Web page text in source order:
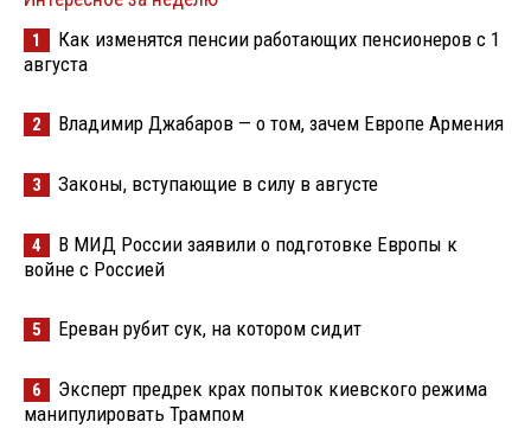
1
Как изменятся пенсии работающих пенсионеров с 1
августа
2 Владимир Джабаров — о том, зачем Европе Армения
3 Законы, вступающие в силу в августе
4
В МИД России заявили о подготовке Европы к
войне с Россией
5 Ереван рубит сук, на котором сидит
6
Эксперт предрек крах попыток киевского режима
манипулировать Трампом